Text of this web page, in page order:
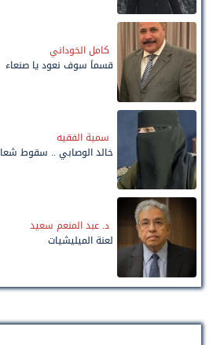
كامل الخوداني
قسماً سوف نعود يا صنعاء
سمية الفقيه
خالد الوصابي .. سقوط
د. عبد المنعم سعيد
لعنة الميليشيات